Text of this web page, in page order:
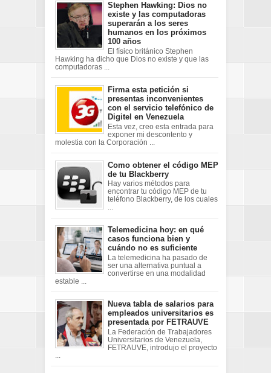
Stephen Hawking: Dios no
existe y las computadoras
superarán a los seres
humanos en los próximos
100 años
El físico británico Stephen
Hawking ha dicho que Dios no existe y que las
computadoras ...
Firma esta petición si
presentas inconvenientes
con el servicio telefónico de
Digitel en Venezuela
Esta vez, creo esta entrada para
exponer mi descontento y
molestia con la Corporación ...
Como obtener el código MEP
de tu Blackberry
Hay varios métodos para
encontrar tu código MEP de tu
teléfono Blackberry, de los cuales
Telemedicina hoy: en qué
casos funciona bien y
cuándo no es suficiente
La telemedicina ha pasado de
ser una alternativa puntual a
convertirse en una modalidad
estable ...
Nueva tabla de salarios para
empleados universitarios es
presentada por FETRAUVE
La Federación de Trabajadores
Universitarios de Venezuela,
FETRAUVE, introdujo el proyecto